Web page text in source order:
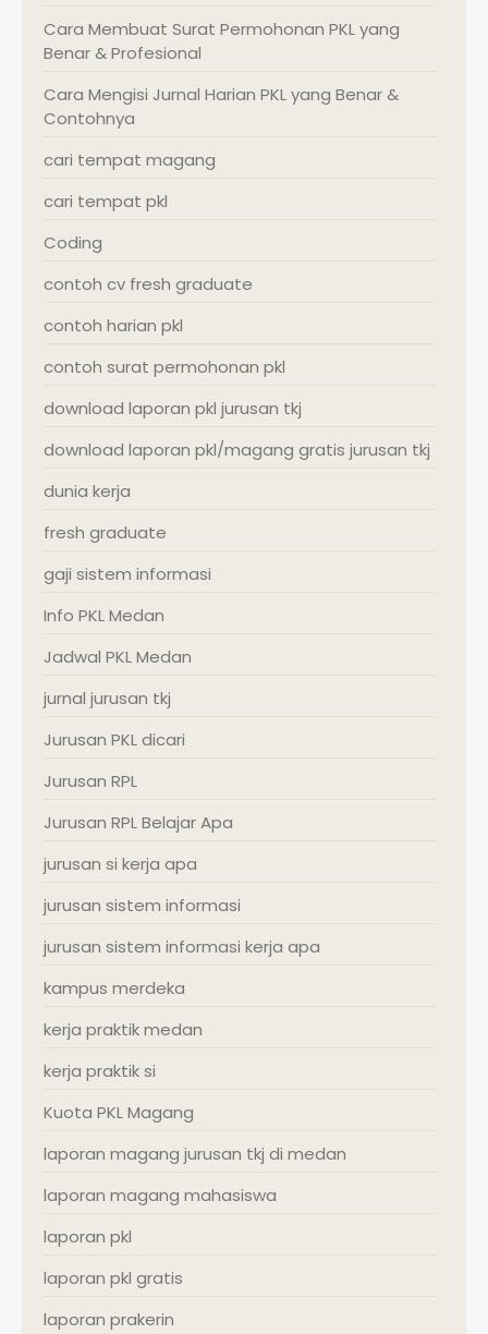
Cara Membuat Surat Permohonan PKL yang
Benar & Profesional
Cara Mengisi Jurnal Harian PKL yang Benar &
Contohnya
cari tempat magang
cari tempat pkl
Coding
contoh cv fresh graduate
contoh harian pkl
contoh surat permohonan pkl
download laporan pkl jurusan tkj
download laporan pkl/magang gratis jurusan tkj
dunia kerja
fresh graduate
gaji sistem informasi
Info PKL Medan
Jadwal PKL Medan
jurnal jurusan tkj
Jurusan PKL dicari
Jurusan RPL
Jurusan RPL Belajar Apa
jurusan si kerja apa
jurusan sistem informasi
jurusan sistem informasi kerja apa
kampus merdeka
kerja praktik medan
kerja praktik si
Kuota PKL Magang
laporan magang jurusan tkj di medan
laporan magang mahasiswa
laporan pkl
laporan pkl gratis
laporan prakerin